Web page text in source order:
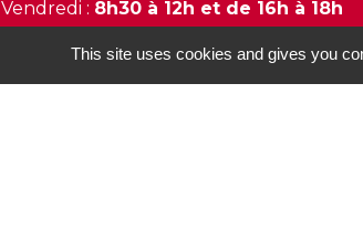
Vendredi : 8h30 à 12h et de 16h à 18h
Dimanche : Fermé
This site uses cookies and gives you